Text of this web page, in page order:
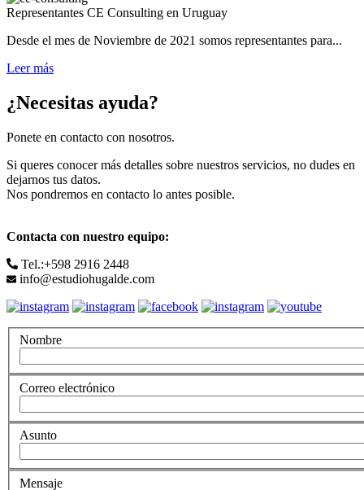
Representantes CE Consulting en Uruguay
Desde el mes de Noviembre de 2021 somos representantes para...
Leer más
¿Necesitas ayuda?
Ponete en contacto con nosotros.
Si queres conocer más detalles sobre nuestros servicios, no dudes en
dejarnos tus datos.
Nos pondremos en contacto lo antes posible.
Contacta con nuestro equipo:
Tel.:+598 2916 2448
info@estudiohugalde.com
Nombre
Correo electrónico
Asunto
Mensaje